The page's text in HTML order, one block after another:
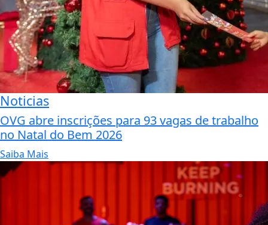
Noticias
OVG abre inscrições para 93 vagas de trabalho
no Natal do Bem 2026
Saiba Mais